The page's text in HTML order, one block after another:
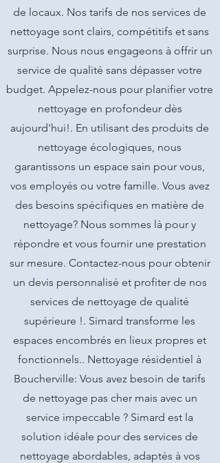
de locaux. Nos tarifs de nos services de
nettoyage sont clairs, compétitifs et sans
surprise. Nous nous engageons à offrir un
service de qualité sans dépasser votre
budget. Appelez-nous pour planifier votre
nettoyage en profondeur dès
aujourd'hui!. En utilisant des produits de
nettoyage écologiques, nous
garantissons un espace sain pour vous,
vos employés ou votre famille. Vous avez
des besoins spécifiques en matière de
nettoyage? Nous sommes là pour y
répondre et vous fournir une prestation
sur mesure. Contactez-nous pour obtenir
un devis personnalisé et profiter de nos
services de nettoyage de qualité
supérieure !. Simard transforme les
espaces encombrés en lieux propres et
fonctionnels.. Nettoyage résidentiel à
Boucherville: Vous avez besoin de tarifs
de nettoyage pas cher mais avec un
service impeccable ? Simard est la
solution idéale pour des services de
nettoyage abordables, adaptés à vos